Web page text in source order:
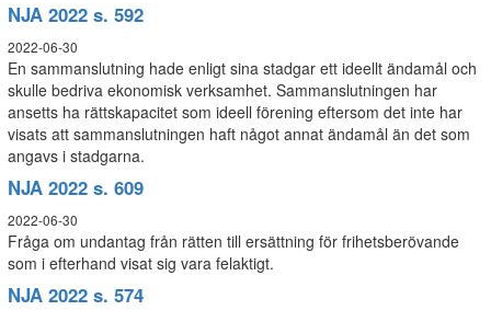
NJA 2022 s. 592
2022-06-30
En sammanslutning hade enligt sina stadgar ett ideellt ändamål och
skulle bedriva ekonomisk verksamhet. Sammanslutningen har
ansetts ha rättskapacitet som ideell förening eftersom det inte har
visats att sammanslutningen haft något annat ändamål än det som
angavs i stadgarna.
NJA 2022 s. 609
2022-06-30
Fråga om undantag från rätten till ersättning för frihetsberövande
som i efterhand visat sig vara felaktigt.
NJA 2022 s. 574